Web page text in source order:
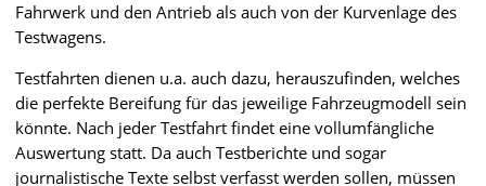
Fahrwerk und den Antrieb als auch von der Kurvenlage des
Testwagens.
Testfahrten dienen u.a. auch dazu, herauszufinden, welches
die perfekte Bereifung für das jeweilige Fahrzeugmodell sein
könnte. Nach jeder Testfahrt findet eine vollumfängliche
Auswertung statt. Da auch Testberichte und sogar
journalistische Texte selbst verfasst werden sollen, müssen